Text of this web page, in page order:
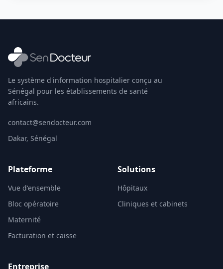
Le système d'information hospitalier conçu au
Sénégal pour les établissements de santé
africains.
contact@sendocteur.com
Dakar, Sénégal
Plateforme
Vue d'ensemble
Bloc opératoire
Maternité
Facturation et caisse
Solutions
Hôpitaux
Cliniques et cabinets
Entreprise